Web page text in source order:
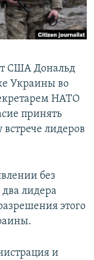
США Дональд
Украины во
НАТО
принять
встрече лидеров
без
два лидера
этого
и